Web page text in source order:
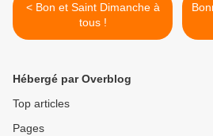
< Bon et Saint Dimanche à
tous !
Hébergé par Overblog
Top articles
Pages